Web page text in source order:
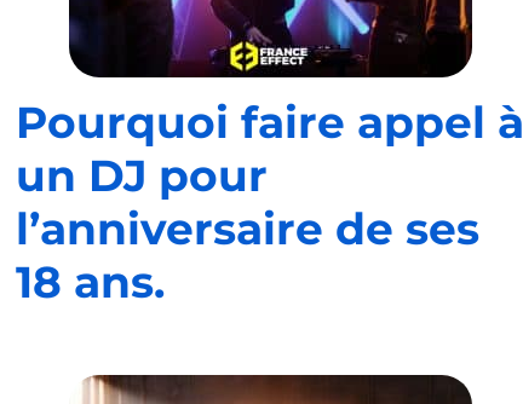
Pourquoi faire appel à
un DJ pour
l’anniversaire de ses
18 ans.